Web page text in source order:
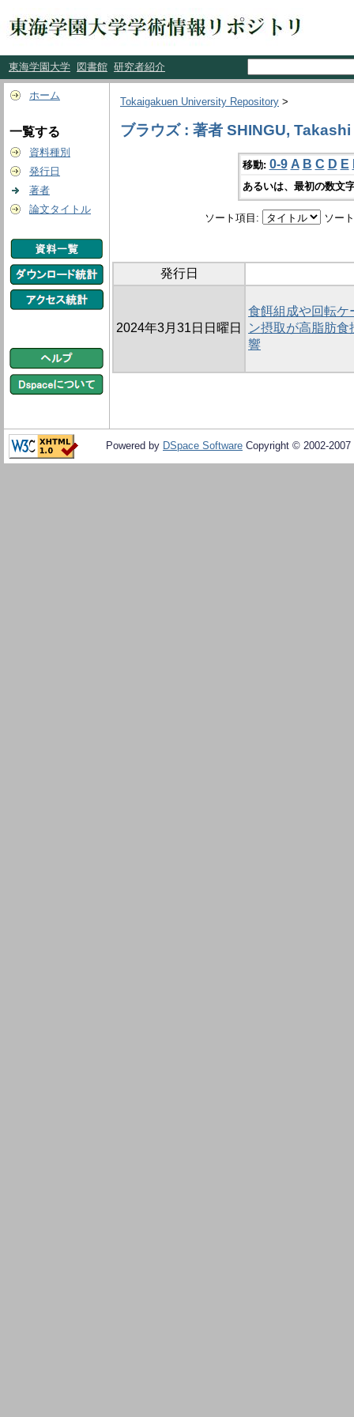
東海学園大学 図書館 研究者紹介
ホーム
一覧する
資料種別
発行日
著者
論文タイトル
Tokaigakuen University Repository >
ブラウズ : 著者 SHINGU, Takashi
移動: 0-9 A B C D E
あるいは、最初の数文
ソート項目: ソー
発行日
2024年3月31日日曜日
食餌組成や回転ケ
ン摂取が高脂肪
響
Powered by DSpace Software Copyright © 2002-2007